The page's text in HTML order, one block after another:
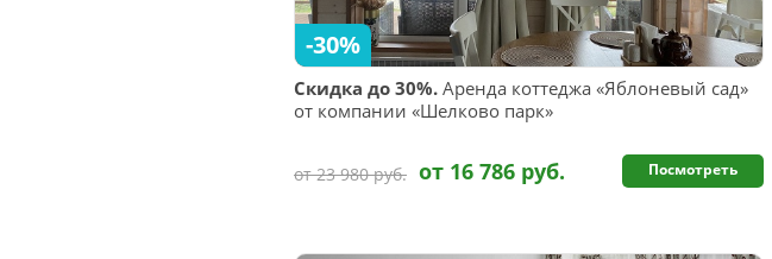
Скидка до 30%. Аренда коттеджа «Яблоневый сад»
от компании «Шелково парк»
-30%
от 23 980 руб. от 16 786 руб. Посмотреть